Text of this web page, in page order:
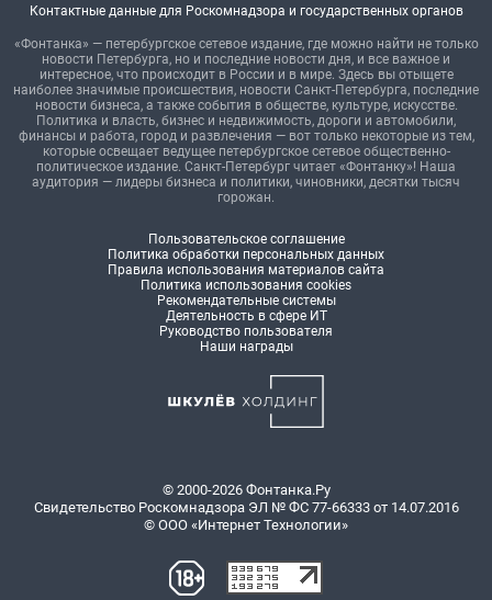
Контактные данные для Роскомнадзора и государственных органов
«Фонтанка» — петербургское сетевое издание, где можно найти не только
новости Петербурга, но и последние новости дня, и все важное и
интересное, что происходит в России и в мире. Здесь вы отыщете
наиболее значимые происшествия, новости Санкт-Петербурга, последние
новости бизнеса, а также события в обществе, культуре, искусстве.
Политика и власть, бизнес и недвижимость, дороги и автомобили,
финансы и работа, город и развлечения — вот только некоторые из тем,
которые освещает ведущее петербургское сетевое общественно-
политическое издание. Санкт-Петербург читает «Фонтанку»! Наша
аудитория — лидеры бизнеса и политики, чиновники, десятки тысяч
горожан.
Пользовательское соглашение
Политика обработки персональных данных
Правила использования материалов сайта
Политика использования cookies
Рекомендательные системы
Деятельность в сфере ИТ
Руководство пользователя
Наши награды
© 2000-2026 Фонтанка.Ру
Свидетельство Роскомнадзора ЭЛ № ФС 77-66333 от 14.07.2016
© ООО «Интернет Технологии»